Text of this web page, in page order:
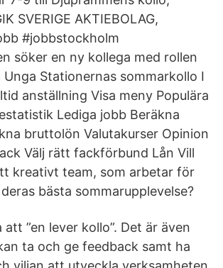
SVERIGE AKTIEBOLAG,
#jobbstockholm
söker en ny kollega med rollen
Unga Stationernas sommarkollo I
anställning Visa meny Populära
Lediga jobb Beräkna
bruttolön Valutakurser Opinion
Välj rätt fackförbund Lån Vill
kreativt team, som arbetar för
bästa sommarupplevelse?
”en lever kollo”. Det är även
ta och ge feedback samt ha